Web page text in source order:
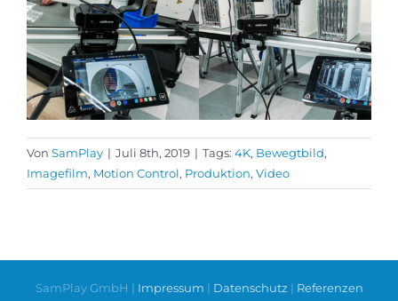
Von SamPlay | Juli 8th, 2019 | Tags: 4K, Bewegtbild,
Imagefilm, Motion Control, Produktion, Video
SamPlay GmbH | Impressum | Datenschutz | Referenzen